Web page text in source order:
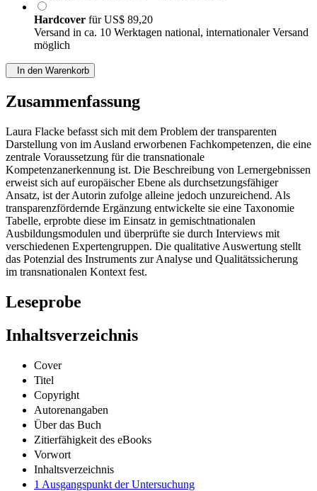
Hardcover fürUS$ 89,20
Versand in ca. 10 Werktagen national, internationaler Versand
möglich
In den Warenkorb
Zusammenfassung
Laura Flacke befasst sich mit dem Problem der transparenten
Darstellung von im Ausland erworbenen Fachkompetenzen, die eine
zentrale Voraussetzung für die transnationale
Kompetenzanerkennung ist. Die Beschreibung von Lernergebnissen
erweist sich auf europäischer Ebene als durchsetzungsfähiger
Ansatz, ist der Autorin zufolge alleine jedoch unzureichend. Als
transparenzfördernde Ergänzung entwickelte sie eine Taxonomie
Tabelle, erprobte diese im Einsatz in gemischtnationalen
Ausbildungsmodulen und überprüfte sie durch Interviews mit
verschiedenen Expertengruppen. Die qualitative Auswertung stellt
das Potenzial des Instruments zur Analyse und Qualitätssicherung
im transnationalen Kontext fest.
Leseprobe
Inhaltsverzeichnis
Cover
Titel
Copyright
Autorenangaben
Über das Buch
Zitierfähigkeit des eBooks
Vorwort
Inhaltsverzeichnis
1 Ausgangspunkt der Untersuchung